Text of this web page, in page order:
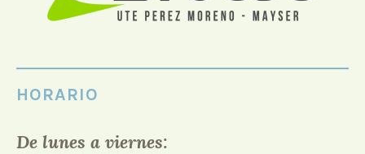
HORARIO
De lunes a viernes: